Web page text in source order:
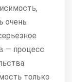
очень
— процесс
только